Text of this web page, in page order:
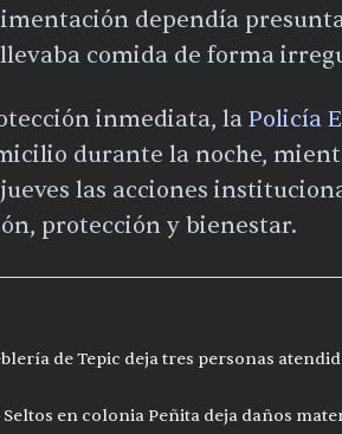
dependía
comida de forma
inmediata, la Policía
durante la noche,
las acciones
protección y bienestar.
de Tepic deja tres personas
en colonia Peñita deja daños